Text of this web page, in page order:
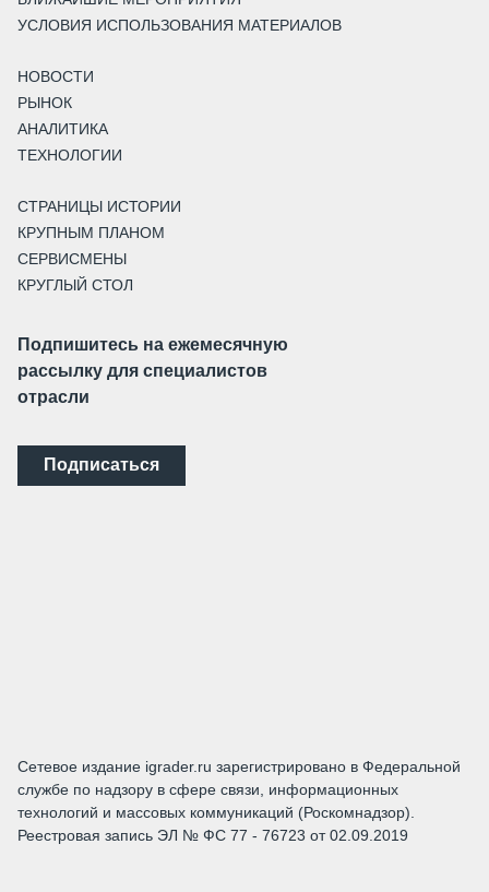
УСЛОВИЯ ИСПОЛЬЗОВАНИЯ МАТЕРИАЛОВ
НОВОСТИ
РЫНОК
АНАЛИТИКА
ТЕХНОЛОГИИ
СТРАНИЦЫ ИСТОРИИ
КРУПНЫМ ПЛАНОМ
СЕРВИСМЕНЫ
КРУГЛЫЙ СТОЛ
Подпишитесь на ежемесячную
рассылку для специалистов
отрасли
Подписаться
Сетевое издание igrader.ru зарегистрировано в Федеральной
службе по надзору в сфере связи, информационных
технологий и массовых коммуникаций (Роскомнадзор).
Реестровая запись ЭЛ № ФС 77 - 76723 от 02.09.2019